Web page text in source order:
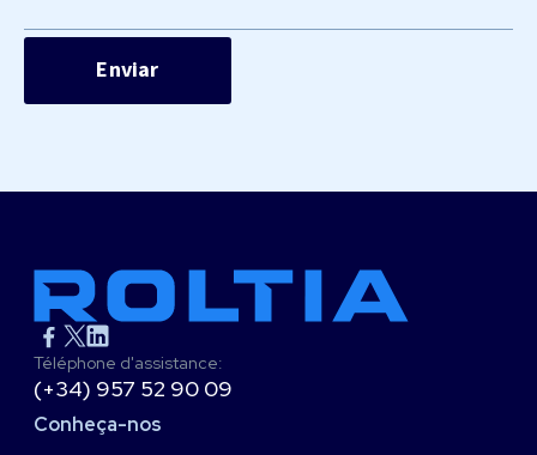
Téléphone d'assistance:
(+34) 957 52 90 09
Conheça-nos